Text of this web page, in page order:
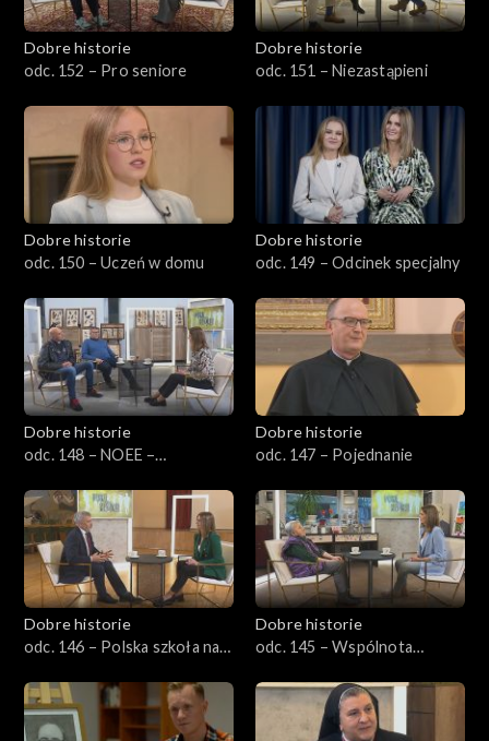
Dobre historie
odc. 152 – Pro seniore
Dobre historie
odc. 151 – Niezastąpieni
Dobre historie
odc. 150 – Uczeń w domu
Dobre historie
odc. 149 – Odcinek specjalny
Dobre historie
odc. 148 – NOEE –
Edukacji Ekologicznej
Dobre historie
odc. 147 – Pojednanie
Dobre historie
odc. 146 – Polska szkoła na
Dobre historie
odc. 145 – Wspólnota